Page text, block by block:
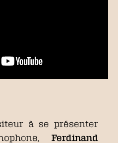
à se présenter
Ferdinand